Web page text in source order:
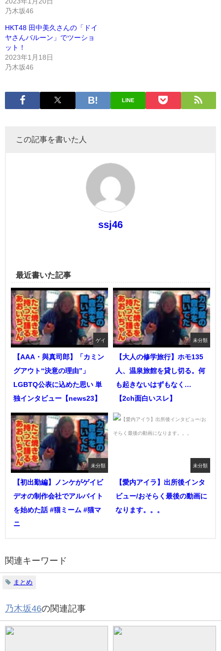
乃木坂46
HKT48 田中美久さんの「ドイ
ヤさんバルーン」でツーショ
ット！
2023年1月18日
乃木坂46
LINE
この記事を書いた人
ssj46
最近書いた記事
ゲイ
【AAA・與真司郎】「カミン
グアウト“決意の理由”」
LGBTQ公表に込めた思い 単
独インタビュー【news23】
未分類
【大人の修学旅行】ホモ135
人、温泉旅館を貸し切る。何
も起きないはずもなく…
【2ch面白いスレ】
未分類
【初出勤編】ノンケがゲイビ
デオの制作会社でアルバイト
を始めた話 #猫ミーム #猫マ
ニ
未分類
【愛内アイラ】出所後インタ
ビュー/おそらく最後の動画に
なります。。。
関連キーワード
まとめ
乃木坂46の関連記事